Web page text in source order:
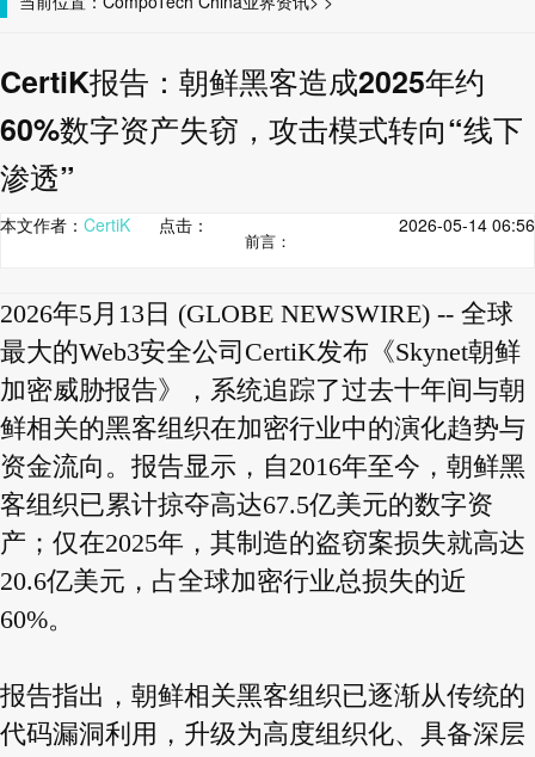
CertiK报告：朝鲜黑客造成2025年约
60%数字资产失窃，攻击模式转向“线下
渗透”
本文作者： CertiK 点击： 2026-05-14 06:56
前言：
2026年5月13日 (GLOBE NEWSWIRE) -- 全球
最大的Web3安全公司CertiK发布《Skynet朝鲜
加密威胁报告》，系统追踪了过去十年间与朝
鲜相关的黑客组织在加密行业中的演化趋势与
资金流向。报告显示，自2016年至今，朝鲜黑
客组织已累计掠夺高达67.5亿美元的数字资
产；仅在2025年，其制造的盗窃案损失就高达
20.6亿美元，占全球加密行业总损失的近
60%。
报告指出，朝鲜相关黑客组织已逐渐从传统的
代码漏洞利用，升级为高度组织化、具备深层